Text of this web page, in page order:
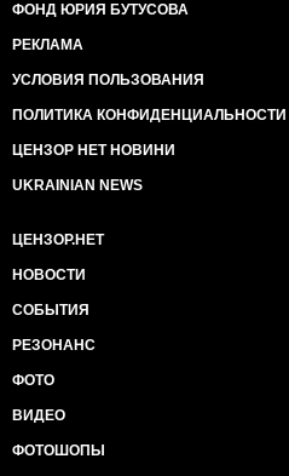
ФОНД ЮРИЯ БУТУСОВА
РЕКЛАМА
УСЛОВИЯ ПОЛЬЗОВАНИЯ
ПОЛИТИКА КОНФИДЕНЦИАЛЬНОСТИ
ЦЕНЗОР НЕТ НОВИНИ
UKRAINIAN NEWS
ЦЕНЗОР.НЕТ
НОВОСТИ
СОБЫТИЯ
РЕЗОНАНС
ФОТО
ВИДЕО
ФОТОШОПЫ